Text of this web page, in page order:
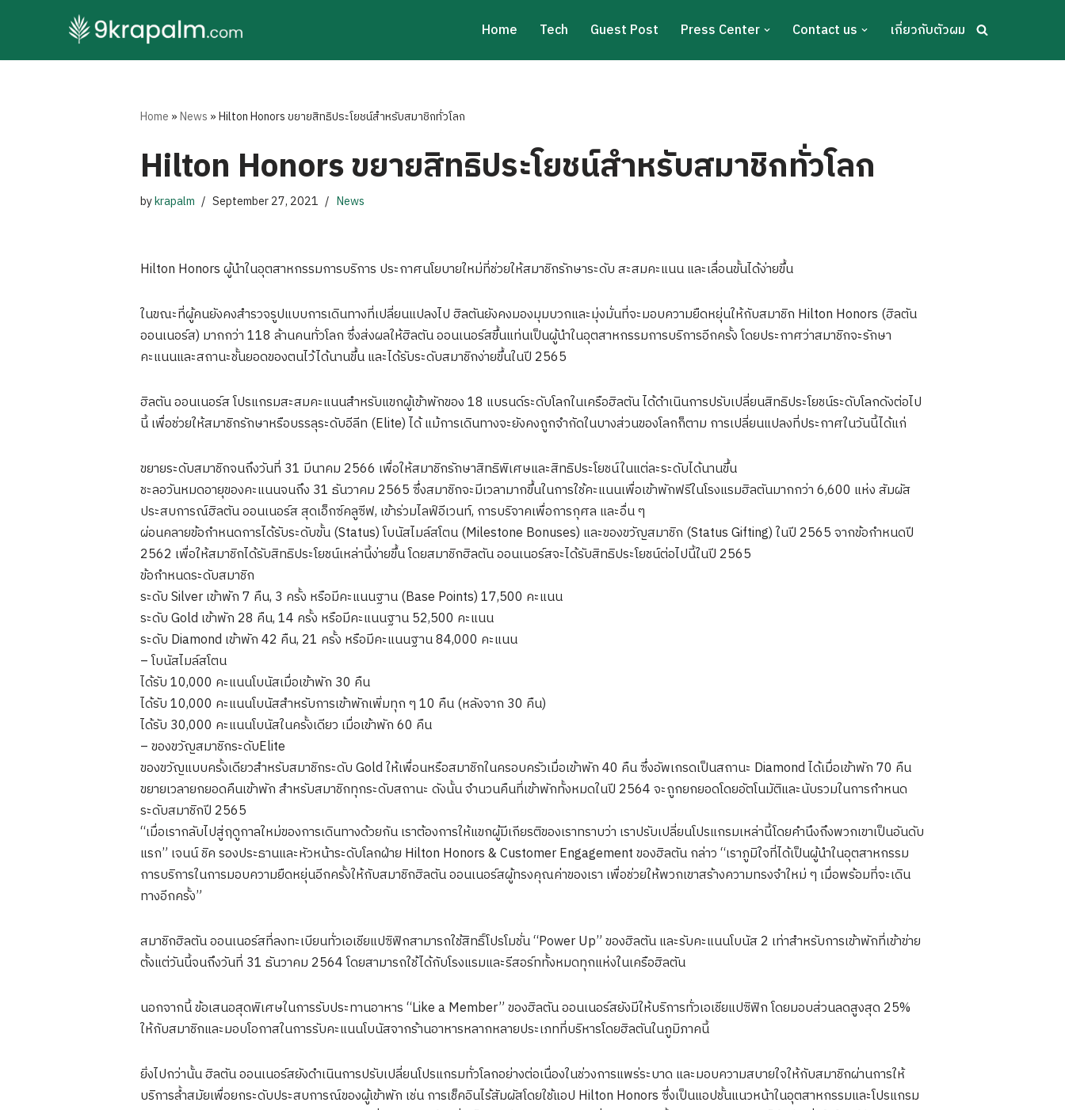
to
Home Tech Guest Post Press Center Contact us เกี่ยวกับตัวผม
Home »News »Hilton Honors ขยายสิทธิประโยชน์สำหรับสมาชิกทั่วโลก
Hilton Honors ขยายสิทธิประโยชน์สำหรับสมาชิกทั่วโลก
bykrapalm September 27, 2021 News
Hilton Honors ผู้นำในอุตสาหกรรมการบริการ ประกาศนโยบายใหม่ที่ช่วยให้สมาชิกรักษาระดับ สะสมคะแนน และเลื่อนขั้นได้ง่ายขึ้น
ในขณะที่ผู้คนยังคงสำรวจรูปแบบการเดินทางที่เปลี่ยนแปลงไป ฮิลตันยังคงมองมุมบวกและมุ่งมั่นที่จะมอบความยืดหยุ่นให้กับสมาชิก Hilton Honors (ฮิลตัน
ออนเนอร์ส) มากกว่า 118 ล้านคนทั่วโลก ซึ่งส่งผลให้ฮิลตัน ออนเนอร์สขึ้นแท่นเป็นผู้นำในอุตสาหกรรมการบริการอีกครั้ง โดยประกาศว่าสมาชิกจะรักษา
คะแนนและสถานะชั้นยอดของตนไว้ได้นานขึ้น และได้รับระดับสมาชิกง่ายขึ้นในปี 2565
ฮิลตัน ออนเนอร์ส โปรแกรมสะสมคะแนนสำหรับแขกผู้เข้าพักของ 18 แบรนด์ระดับโลกในเครือฮิลตัน ได้ดำเนินการปรับเปลี่ยนสิทธิประโยชน์ระดับโลกดังต่อไป
นี้ เพื่อช่วยให้สมาชิกรักษาหรือบรรลุระดับอีลีท (Elite) ได้ แม้การเดินทางจะยังคงถูกจำกัดในบางส่วนของโลกก็ตาม การเปลี่ยนแปลงที่ประกาศในวันนี้ได้แก่
ขยายระดับสมาชิกจนถึงวันที่ 31 มีนาคม 2566 เพื่อให้สมาชิกรักษาสิทธิพิเศษและสิทธิประโยชน์ในแต่ละระดับได้นานขึ้น
ชะลอวันหมดอายุของคะแนนจนถึง 31 ธันวาคม 2565 ซึ่งสมาชิกจะมีเวลามากขึ้นในการใช้คะแนนเพื่อเข้าพักฟรีในโรงแรมฮิลตันมากกว่า 6,600 แห่ง สัมผัส
ประสบการณ์ฮิลตัน ออนเนอร์ส สุดเอ็กซ์คลูซีฟ, เข้าร่วมไลฟ์อีเวนท์, การบริจาคเพื่อการกุศล และอื่น ๆ
ผ่อนคลายข้อกำหนดการได้รับระดับขั้น (Status) โบนัสไมล์สโตน (Milestone Bonuses) และของขวัญสมาชิก (Status Gifting) ในปี 2565 จากข้อกำหนดปี
2562 เพื่อให้สมาชิกได้รับสิทธิประโยชน์เหล่านี้ง่ายขึ้น โดยสมาชิกฮิลตัน ออนเนอร์สจะได้รับสิทธิประโยชน์ต่อไปนี้ในปี 2565
ข้อกำหนดระดับสมาชิก
ระดับ Silver เข้าพัก 7 คืน, 3 ครั้ง หรือมีคะแนนฐาน (Base Points) 17,500 คะแนน
ระดับ Gold เข้าพัก 28 คืน, 14 ครั้ง หรือมีคะแนนฐาน 52,500 คะแนน
ระดับ Diamond เข้าพัก 42 คืน, 21 ครั้ง หรือมีคะแนนฐาน 84,000 คะแนน
– โบนัสไมล์สโตน
ได้รับ 10,000 คะแนนโบนัสเมื่อเข้าพัก 30 คืน
ได้รับ 10,000 คะแนนโบนัสสำหรับการเข้าพักเพิ่มทุก ๆ 10 คืน (หลังจาก 30 คืน)
ได้รับ 30,000 คะแนนโบนัสในครั้งเดียว เมื่อเข้าพัก 60 คืน
– ของขวัญสมาชิกระดับElite
ของขวัญแบบครั้งเดียวสำหรับสมาชิกระดับ Gold ให้เพื่อนหรือสมาชิกในครอบครัวเมื่อเข้าพัก 40 คืน ซึ่งอัพเกรดเป็นสถานะ Diamond ได้เมื่อเข้าพัก 70 คืน
ขยายเวลายกยอดคืนเข้าพัก สำหรับสมาชิกทุกระดับสถานะ ดังนั้น จำนวนคืนที่เข้าพักทั้งหมดในปี 2564 จะถูกยกยอดโดยอัตโนมัติและนับรวมในการกำหนด
ระดับสมาชิกปี 2565
“เมื่อเรากลับไปสู่ฤดูกาลใหม่ของการเดินทางด้วยกัน เราต้องการให้แขกผู้มีเกียรติของเราทราบว่า เราปรับเปลี่ยนโปรแกรมเหล่านี้โดยคำนึงถึงพวกเขาเป็นอันดับ
แรก” เจนน์ ชิค รองประธานและหัวหน้าระดับโลกฝ่าย Hilton Honors & Customer Engagement ของฮิลตัน กล่าว “เราภูมิใจที่ได้เป็นผู้นำในอุตสาหกรรม
การบริการในการมอบความยืดหยุ่นอีกครั้งให้กับสมาชิกฮิลตัน ออนเนอร์สผู้ทรงคุณค่าของเรา เพื่อช่วยให้พวกเขาสร้างความทรงจำใหม่ ๆ เมื่อพร้อมที่จะเดิน
ทางอีกครั้ง”
สมาชิกฮิลตัน ออนเนอร์สที่ลงทะเบียนทั่วเอเชียแปซิฟิกสามารถใช้สิทธิ์โปรโมชั่น “Power Up” ของฮิลตัน และรับคะแนนโบนัส 2 เท่าสำหรับการเข้าพักที่เข้าข่าย
ตั้งแต่วันนี้จนถึงวันที่ 31 ธันวาคม 2564 โดยสามารถใช้ได้กับโรงแรมและรีสอร์ททั้งหมดทุกแห่งในเครือฮิลตัน
นอกจากนี้ ข้อเสนอสุดพิเศษในการรับประทานอาหาร “Like a Member” ของฮิลตัน ออนเนอร์สยังมีให้บริการทั่วเอเชียแปซิฟิก โดยมอบส่วนลดสูงสุด 25%
ให้กับสมาชิกและมอบโอกาสในการรับคะแนนโบนัสจากร้านอาหารหลากหลายประเภทที่บริหารโดยฮิลตันในภูมิภาคนี้
ยิ่งไปกว่านั้น ฮิลตัน ออนเนอร์สยังดำเนินการปรับเปลี่ยนโปรแกรมทั่วโลกอย่างต่อเนื่องในช่วงการแพร่ระบาด และมอบความสบายใจให้กับสมาชิกผ่านการให้
บริการล้ำสมัยเพื่อยกระดับประสบการณ์ของผู้เข้าพัก เช่น การเช็คอินไร้สัมผัสโดยใช้แอป Hilton Honors ซึ่งเป็นแอปชั้นแนวหน้าในอุตสาหกรรมและโปรแกรม